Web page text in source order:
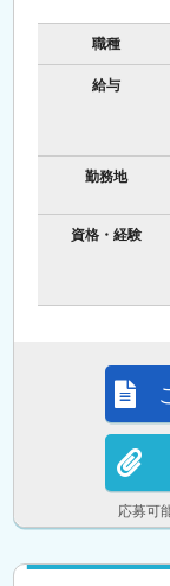
職種
給与
勤務地
資格・経験
応募可